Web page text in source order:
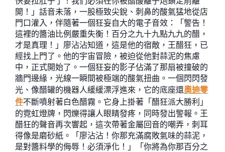
開！」話音未落，一股極致尖銳、刺鼻的酸氣猛地從店
門口灌入，伴隨著一個狂妄自大的電子音效：「警告！
這裡的醬油比例嚴重失衡！百分之九十九點九九的醋，
才是真理！」廖沾沾知道，這是他的宿敵，王醋狂，已
經找上門了。他的宇宙冒險，被迫從他對蒜泥的焦慮
中，正式開始了。一個狂妄的影子佔滿了那扇被撞破的
牆門邊緣，光線一瞬間被極端的酸氣扭曲。一個閃閃發
光、像醋罐的機器人緩緩漂浮進來，它的底座還奧迪零
件不斷噴射著白色醋霧。它身上掛著「醋狂派大勝利」
的霓虹燈牌，閃爍得讓人眼睛發疼，同時發出警報。王
醋狂的聲音再次響起，這次帶著金屬回音的嘲弄，刺耳
得像是磨砂紙。「廖沾沾！你那充滿腐敗氣味的蒜泥，
是對醬料學的侮辱！必須淨化！」「你將為你那百分之